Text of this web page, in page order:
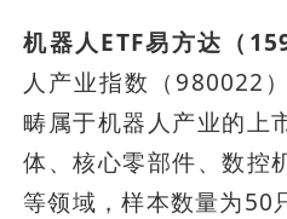
机器人ETF易方达（
人产业指数（980022
畴属于机器人产业的上
体、核心零部件、数控
等领域，样本数量为50